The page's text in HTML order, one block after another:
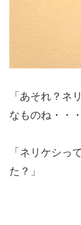
「あそれ？ネ
なものね・・・
「ネリケシっ
た？」